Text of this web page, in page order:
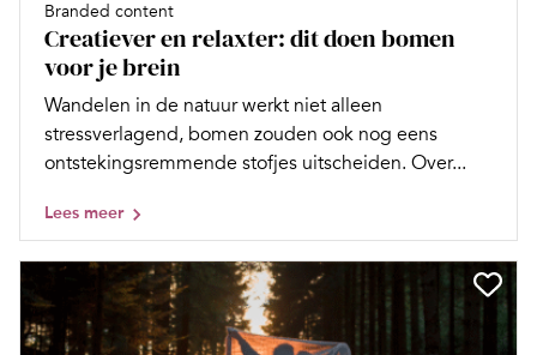
Branded content
Creatiever en relaxter: dit doen bomen
voor je brein
Wandelen in de natuur werkt niet alleen
stressverlagend, bomen zouden ook nog eens
ontstekingsremmende stofjes uitscheiden. Over...
Lees meer